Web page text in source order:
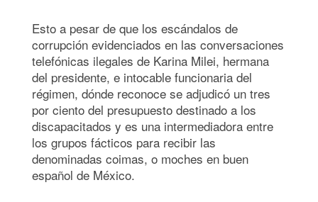
Esto a pesar de que los escándalos de
corrupción evidenciados en las conversaciones
telefónicas ilegales de Karina Milei, hermana
del presidente, e intocable funcionaria del
régimen, dónde reconoce se adjudicó un tres
por ciento del presupuesto destinado a los
discapacitados y es una intermediadora entre
los grupos fácticos para recibir las
denominadas coimas, o moches en buen
español de México.